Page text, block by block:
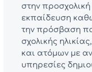
στην προσχολική
εκπαίδευση
την πρόσβαση
σχολικής
και ατόμων με
υπηρεσίες